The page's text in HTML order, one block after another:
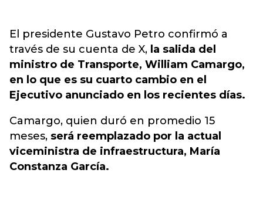
El presidente Gustavo Petro confirmó a
través de su cuenta de X, la salida del
ministro de Transporte, William Camargo,
en lo que es su cuarto cambio en el
Ejecutivo anunciado en los recientes días.
Camargo, quien duró en promedio 15
meses, será reemplazado por la actual
viceministra de infraestructura, María
Constanza García.